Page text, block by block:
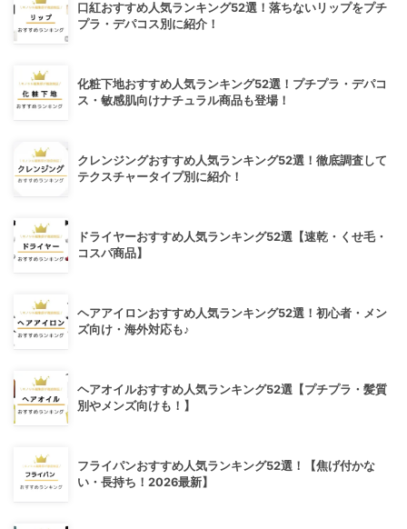
口紅おすすめ人気ランキング52選！落ちないリップをプチ
プラ・デパコス別に紹介！
化粧下地おすすめ人気ランキング52選！プチプラ・デパコ
ス・敏感肌向けナチュラル商品も登場！
クレンジングおすすめ人気ランキング52選！徹底調査して
テクスチャータイプ別に紹介！
ドライヤーおすすめ人気ランキング52選【速乾・くせ毛・
コスパ商品】
ヘアアイロンおすすめ人気ランキング52選！初心者・メン
ズ向け・海外対応も♪
ヘアオイルおすすめ人気ランキング52選【プチプラ・髪質
別やメンズ向けも！】
フライパンおすすめ人気ランキング52選！【焦げ付かな
い・長持ち！2026最新】